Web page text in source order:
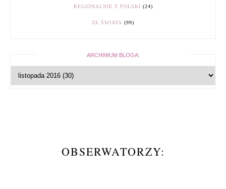
REGIONALNIE Z POLSKI (24)
ZE ŚWIATA (99)
ARCHIWUM BLOGA:
OBSERWATORZY: